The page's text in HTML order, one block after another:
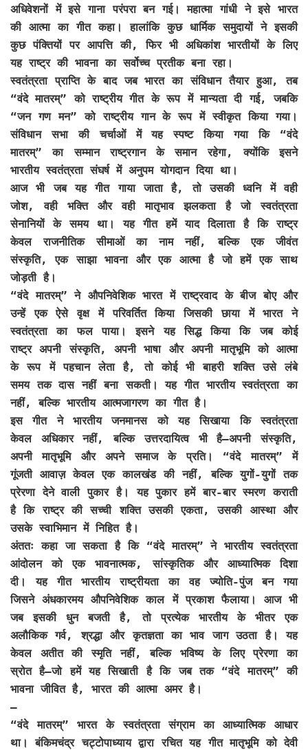
अधिवेशनों में इसे गाना परंपरा बन गई। महात्मा गांधी ने इसे भारत
की आत्मा का गीत कहा। हालांकि कुछ धार्मिक समुदायों ने इसकी
कुछ पंक्तियों पर आपत्ति की, फिर भी अधिकांश भारतीयों के लिए
यह राष्ट्र की भावना का सर्वोच्च प्रतीक बना रहा।
स्वतंत्रता प्राप्ति के बाद जब भारत का संविधान तैयार हुआ, तब
“वंदे मातरम्” को राष्ट्रीय गीत के रूप में मान्यता दी गई, जबकि
“जन गण मन” को राष्ट्रीय गान के रूप में स्वीकृत किया गया।
संविधान सभा की चर्चाओं में यह स्पष्ट किया गया कि “वंदे
मातरम्” का सम्मान राष्ट्रगान के समान रहेगा, क्योंकि इसने
भारतीय स्वतंत्रता संघर्ष में अनुपम योगदान दिया था।
आज भी जब यह गीत गाया जाता है, तो उसकी ध्वनि में वही
जोश, वही भक्ति और वही मातृभाव झलकता है जो स्वतंत्रता
सेनानियों के समय था। यह गीत हमें याद दिलाता है कि राष्ट्र
केवल राजनीतिक सीमाओं का नाम नहीं, बल्कि एक जीवंत
संस्कृति, एक साझा भावना और एक आत्मा है जो हमें एक साथ
जोड़ती है।
“वंदे मातरम्” ने औपनिवेशिक भारत में राष्ट्रवाद के बीज बोए और
उन्हें एक ऐसे वृक्ष में परिवर्तित किया जिसकी छाया में भारत ने
स्वतंत्रता का फल पाया। इसने यह सिद्ध किया कि जब कोई
राष्ट्र अपनी संस्कृति, अपनी भाषा और अपनी मातृभूमि को आत्मा
के रूप में पहचान लेता है, तो कोई भी बाहरी शक्ति उसे लंबे
समय तक दास नहीं बना सकती। यह गीत भारतीय स्वतंत्रता का
नहीं, बल्कि भारतीय आत्मजागरण का गीत है।
इस गीत ने भारतीय जनमानस को यह सिखाया कि स्वतंत्रता
केवल अधिकार नहीं, बल्कि उत्तरदायित्व भी है—अपनी संस्कृति,
अपनी मातृभूमि और अपने समाज के प्रति। “वंदे मातरम्” में
गूंजती आवाज़ केवल एक कालखंड की नहीं, बल्कि युगों-युगों तक
प्रेरणा देने वाली पुकार है। यह पुकार हमें बार-बार स्मरण कराती
है कि राष्ट्र की सच्ची शक्ति उसकी एकता, उसकी आस्था और
उसके स्वाभिमान में निहित है।
अंततः कहा जा सकता है कि “वंदे मातरम्” ने भारतीय स्वतंत्रता
आंदोलन को एक भावनात्मक, सांस्कृतिक और आध्यात्मिक दिशा
दी। यह गीत भारतीय राष्ट्रीयता का वह ज्योति-पुंज बन गया
जिसने अंधकारमय औपनिवेशिक काल में प्रकाश फैलाया। आज भी
जब इसकी धुन बजती है, तो प्रत्येक भारतीय के भीतर एक
अलौकिक गर्व, श्रद्धा और कृतज्ञता का भाव जाग उठता है। यह
केवल अतीत की स्मृति नहीं, बल्कि भविष्य के लिए प्रेरणा का
स्रोत है—जो हमें यह सिखाती है कि जब तक “वंदे मातरम्” की
भावना जीवित है, भारत की आत्मा अमर है।
—
“वंदे मातरम्” भारत के स्वतंत्रता संग्राम का आध्यात्मिक आधार
था। बंकिमचंद्र चट्टोपाध्याय द्वारा रचित यह गीत मातृभूमि को देवी